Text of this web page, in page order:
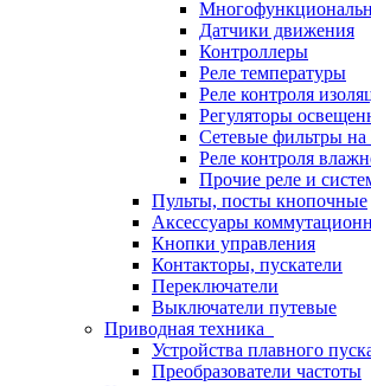
Датчики движения
Контроллеры
Реле температуры
Реле контроля
Регуляторы
Сетевые фильтры
Реле контроля
Прочие реле и
Пульты, посты кнопочные
Аксессуары
Кнопки управления
Контакторы, пускатели
Переключатели
Выключатели путевые
Приводная техника
Устройства плавного
Преобразователи частоты